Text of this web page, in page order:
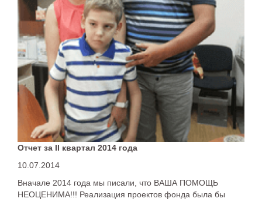
Отчет за II квартал 2014 года
10.07.2014
Вначале 2014 года мы писали, что ВАША ПОМОЩЬ
НЕОЦЕНИМА!!! Реализация проектов фонда была бы